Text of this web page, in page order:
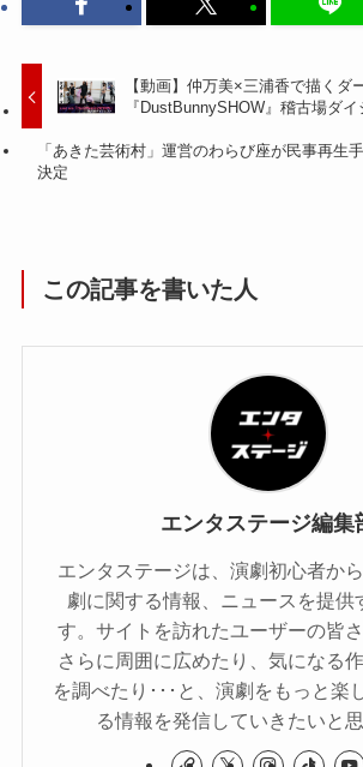
【動画】仲万美×三浦香で描くダ
『DustBunnySHOW』稽古場ダイ
「あきた芸術村」運営のわらび座が民事再生
決定
この記事を書いた人
エンタステージ編集
エンタステージは、演劇初心者か
劇に関する情報、ニュースを提供
す。サイトを訪れたユーザーの皆
さらに周囲に広めたり、気になる
を調べたり･･･と、演劇をもっと楽
る情報を発信していきたいと思